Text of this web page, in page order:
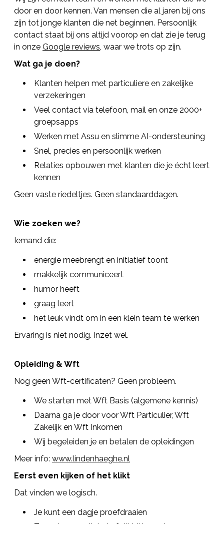
door en door kennen. Van mensen die al jaren bij ons
zijn tot jonge klanten die net beginnen. Persoonlijk
contact staat bij ons altijd voorop en dat zie je terug
in onze Google reviews , waar we trots op zijn.
Wat ga je doen?
Klanten helpen met particuliere en zakelijke
verzekeringen
Veel contact via telefoon, mail en onze 2000+
groepsapps
Werken met Assu en slimme AI-ondersteuning
Snel, precies en persoonlijk werken
Relaties opbouwen met klanten die je écht leert
kennen
Geen vaste riedeltjes. Geen standaarddagen.
Wie zoeken we?
Iemand die:
energie meebrengt en initiatief toont
makkelijk communiceert
humor heeft
graag leert
het leuk vindt om in een klein team te werken
Ervaring is niet nodig. Inzet wel.
Opleiding & Wft
Nog geen Wft-certificaten? Geen probleem.
We starten met Wft Basis (algemene kennis)
Daarna ga je door voor Wft Particulier, Wft
Zakelijk en Wft Inkomen
Wij begeleiden je en betalen de opleidingen
Meer info: www.lindenhaeghe.nl
Eerst even kijken of het klikt
Dat vinden we logisch.
Je kunt een dagje proefdraaien
Zo weten we allebei of dit bij je past